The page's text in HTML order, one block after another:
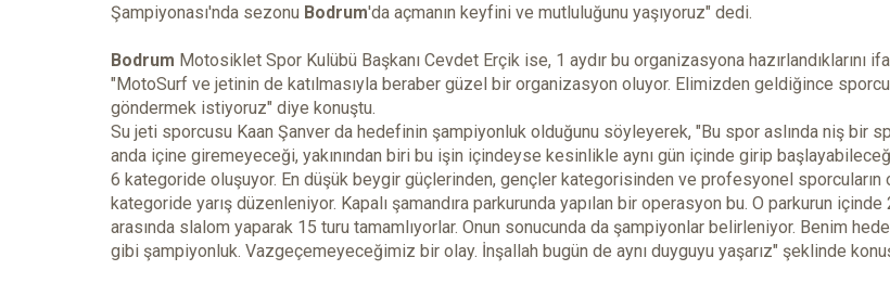
Şampiyonası'nda sezonu Bodrum'da açmanın keyfini ve mutluluğunu yaşıyoruz" dedi.
Bodrum Motosiklet Spor Kulübü Başkanı Cevdet Erçik ise, 1 aydır bu organizasyona hazırlandıklarını
"MotoSurf ve jetinin de katılmasıyla beraber güzel bir organizasyon oluyor. Elimizden geldiğince
göndermek istiyoruz" diye konuştu.
Su jeti sporcusu Kaan Şanver da hedefinin şampiyonluk olduğunu söyleyerek, "Bu spor aslında niş bir
anda içine giremeyeceği, yakınından biri bu işin içindeyse kesinlikle aynı gün içinde girip
6 kategoride oluşuyor. En düşük beygir güçlerinden, gençler kategorisinden ve profesyonel sporcuların
kategoride yarış düzenleniyor. Kapalı şamandıra parkurunda yapılan bir operasyon bu. O parkurun içinde
arasında slalom yaparak 15 turu tamamlıyorlar. Onun sonucunda da şampiyonlar belirleniyor. Benim
gibi şampiyonluk. Vazgeçemeyeceğimiz bir olay. İnşallah bugün de aynı duyguyu yaşarız" şeklinde